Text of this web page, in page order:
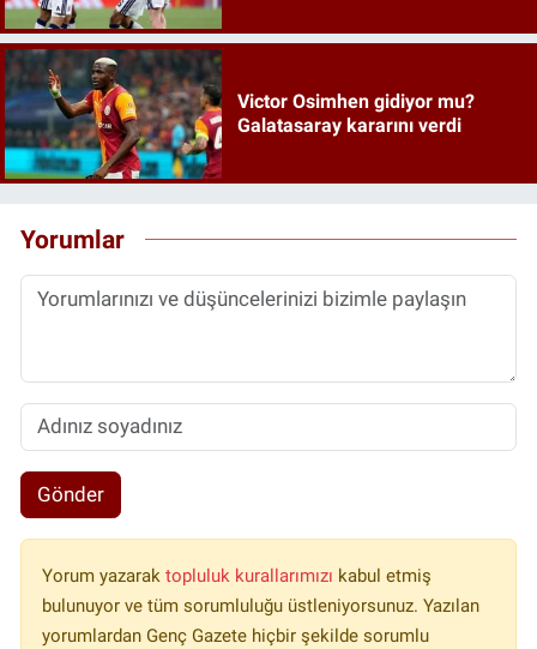
Victor Osimhen gidiyor mu?
Galatasaray kararını verdi
Yorumlar
Gönder
Yorum yazarak topluluk kurallarımızı kabul etmiş
bulunuyor ve tüm sorumluluğu üstleniyorsunuz. Yazılan
yorumlardan Genç Gazete hiçbir şekilde sorumlu